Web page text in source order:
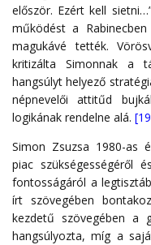
először. Ezért kell
működést a
magukávé tették.
kritizálta Simonnak a
hangsúlyt helyező
népnevelői attitűd
logikának rendelne alá.
Simon Zsuzsa 1980-as
piac szükségességéről
fontosságáról a
írt szövegében
kezdetű szövegében a
hangsúlyozta, míg a